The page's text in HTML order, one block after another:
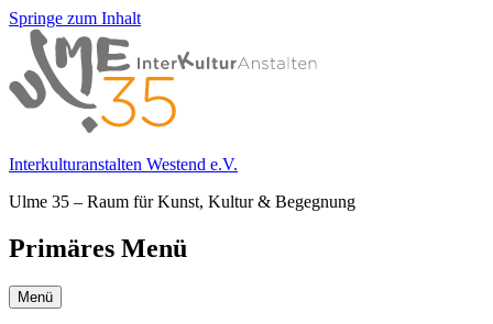
Springe zum Inhalt
Interkulturanstalten Westend e.V.
Ulme 35 – Raum für Kunst, Kultur & Begegnung
Primäres Menü
Menü